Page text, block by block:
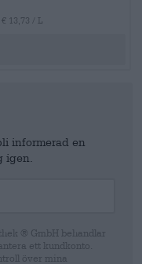
13,73 / L
informerad en
® GmbH behandlar
ett kundkonto.
över mina